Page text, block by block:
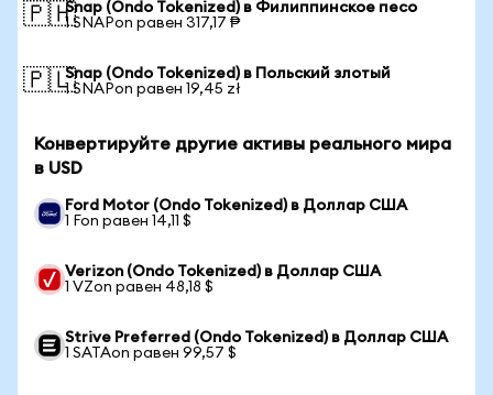
🇵🇭Snap (Ondo Tokenized) в Филиппинское песо
1 SNAPon равен 317,17 ₱
🇵🇱Snap (Ondo Tokenized) в Польский злотый
1 SNAPon равен 19,45 zł
Конвертируйте другие активы реального мира
в USD
Ford Motor (Ondo Tokenized) в Доллар США
1 Fon равен 14,11 $
Verizon (Ondo Tokenized) в Доллар США
1 VZon равен 48,18 $
Strive Preferred (Ondo Tokenized) в Доллар США
1 SATAon равен 99,57 $